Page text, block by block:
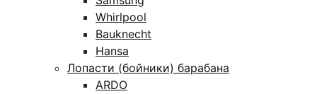
Whirlpool
Bauknecht
Hansa
Лопасти (бойники) барабана
ARDO